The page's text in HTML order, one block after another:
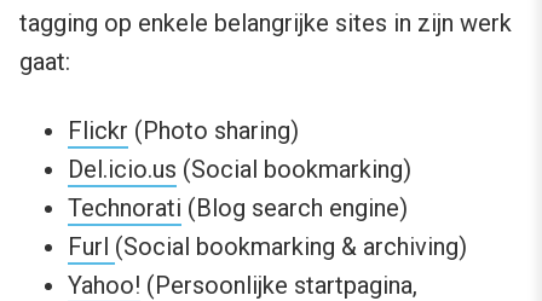
tagging op enkele belangrijke sites in zijn werk
gaat:
Flickr (Photo sharing)
Del.icio.us (Social bookmarking)
Technorati (Blog search engine)
Furl (Social bookmarking & archiving)
Yahoo! (Persoonlijke startpagina,